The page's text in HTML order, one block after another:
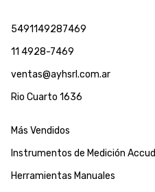
5491149287469
11 4928-7469
ventas@ayhsrl.com.ar
Rio Cuarto 1636
Más Vendidos
Instrumentos de Medición Accud
Herramientas Manuales